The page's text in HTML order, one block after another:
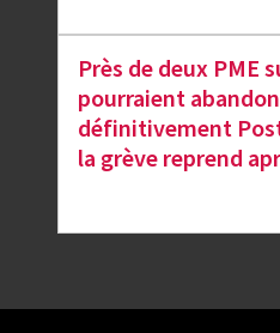
Près de deux PME
pourraient
définitivement
la grève reprend